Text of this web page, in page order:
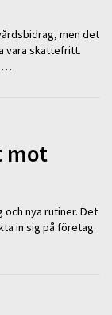
men det
vara skattefritt.
…
mot
nya rutiner. Det
in sig på företag.